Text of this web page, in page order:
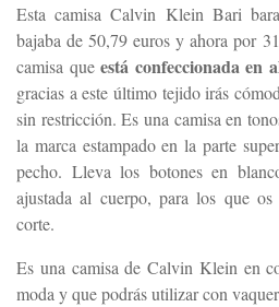
Esta camisa Calvin Klein Bari
bajaba de 50,79 euros y ahora por
camisa queestá confeccionada en
gracias a este último tejido irás
sin restricción. Es una camisa en
la marca estampado en la parte
pecho. Lleva los botones en
ajustada al cuerpo, para los que os
corte.
Es una camisa de Calvin Klein en
moda y que podrás utilizar con